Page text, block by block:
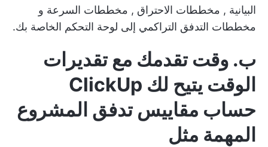
البيانية , مخططات الاحتراق , مخططات السرعة و
مخططات التدفق التراكمي إلى لوحة التحكم الخاصة بك.
ب. وقت تقدمك معتقديرات
الوقت
يتيح لك ClickUp
حساب مقاييس تدفق المشروع
المهمة مثل